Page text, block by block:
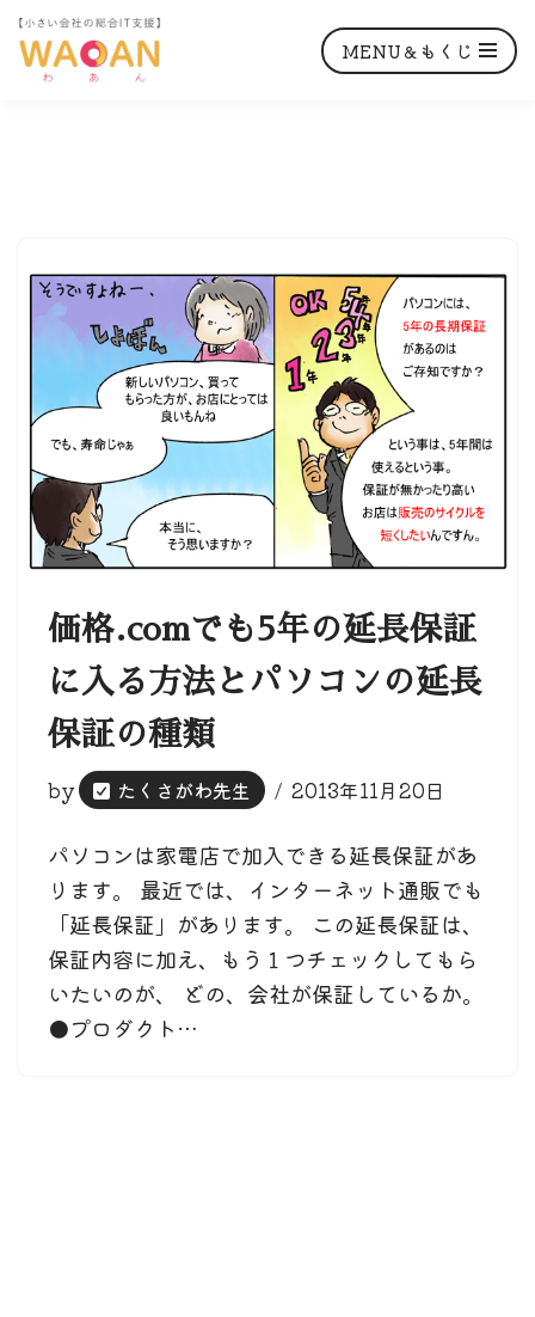
ン
へ
キ
プ
MENU＆もくじ
価格.comでも5年の延長保証
に入る方法とパソコンの延長
保証の種類
by たくさがわ先生 2013年11月20日
パソコンは家電店で加入できる延長保証があ
ります。 最近では、インターネット通販でも
「延長保証」があります。 この延長保証は、
保証内容に加え、もう１つチェックしてもら
いたいのが、 どの、会社が保証しているか。
●プロダクト…